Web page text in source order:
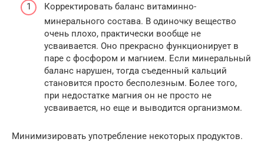
Корректировать баланс витаминно-
минерального состава. В одиночку вещество
очень плохо, практически вообще не
усваивается. Оно прекрасно функционирует в
паре с фосфором и магнием. Если минеральный
баланс нарушен, тогда съеденный кальций
становится просто бесполезным. Более того,
при недостатке магния он не просто не
усваивается, но еще и выводится организмом.
Минимизировать употребление некоторых продуктов.